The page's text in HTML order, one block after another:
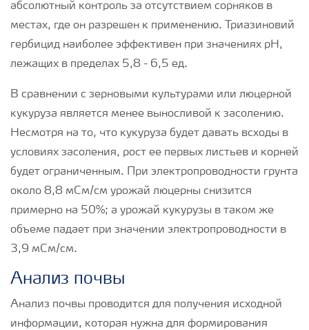
абсолютный контроль за отсутствием сорняков в
местах, где он разрешен к применению. Триазиновий
гербицид наиболее эффективен при значениях рН,
лежащих в пределах 5,8 - 6,5 ед.
В сравнении с зерновыми культурами или люцерной
кукуруза является менее выносливой к засолению.
Несмотря на то, что кукуруза будет давать всходы в
условиях засоления, рост ее первых листьев и корней
будет ограниченным. При электропроводности грунта
около 8,8 мСм/см урожай люцерны снизится
примерно на 50%; а урожай кукурузы в таком же
объеме падает при значении электропроводности в
3,9 мСм/см.
Анализ почвы
Анализ почвы проводится для получения исходной
информации, которая нужна для формирования